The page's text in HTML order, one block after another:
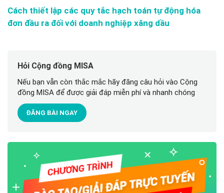
Cách thiết lập các quy tắc hạch toán tự động hóa
đơn đầu ra đối với doanh nghiệp xăng dầu
Hỏi Cộng đồng MISA
Nếu bạn vẫn còn thắc mắc hãy đăng câu hỏi vào Cộng
đồng MISA để được giải đáp miễn phí và nhanh chóng
ĐĂNG BÀI NGAY